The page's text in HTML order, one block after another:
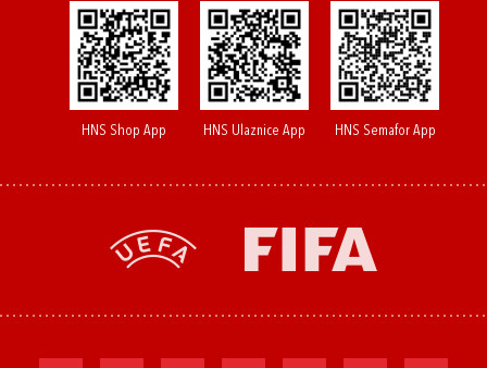
HNS Shop App HNS Ulaznice App HNS Semafor App